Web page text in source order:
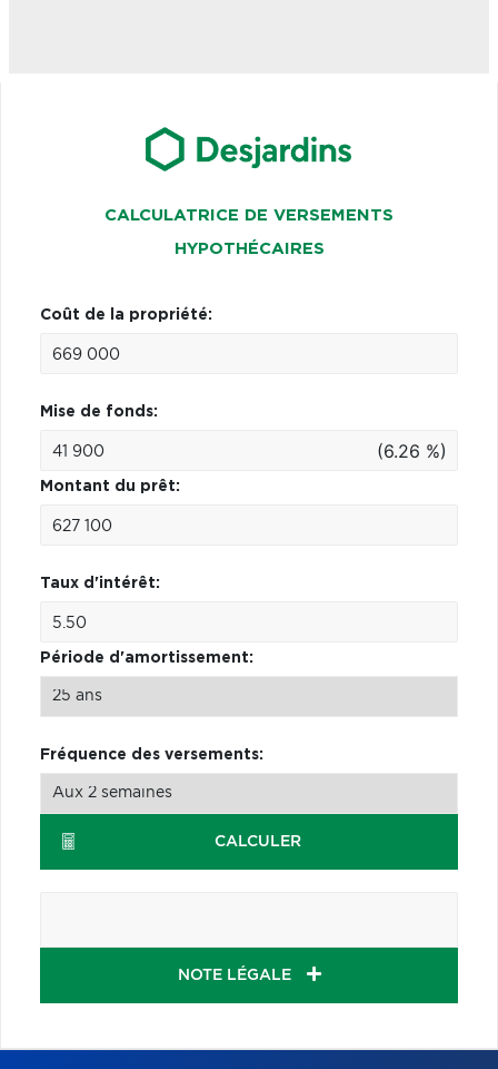
CALCULATRICE DE VERSEMENTS
HYPOTHÉCAIRES
Coût de la propriété:
Mise de fonds:
(6.26 %)
Montant du prêt:
Taux d'intérêt:
Période d'amortissement:
Fréquence des versements:
CALCULER
NOTE LÉGALE